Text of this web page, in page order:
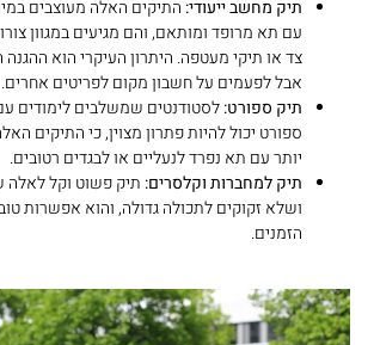
תיק מחשב ייעודי: התיקים האלה מעוצבים
עם תא מרופד ומותאם, והם מגיעים במגוון
צד או תיקי מעטפה. היתרון העיקרי הוא
אבל לפעמים על חשבון מקום לפריטים אחרים.
תיק ספורט:לסטודנטים שמשלבים לימודים
ספורט יכול להיות פתרון מצוין, כי התיקים
יותר עם תא נפרד לנעליים או לבגדים רטובים.
תיק למחברות וקלסרים: תיק פשוט וקל
ושלא זקוקים לתכולה גדולה, והוא אפשרות
הזמנים.